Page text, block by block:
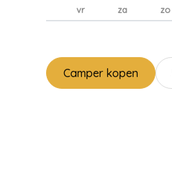
vr za zo
Camper kopen